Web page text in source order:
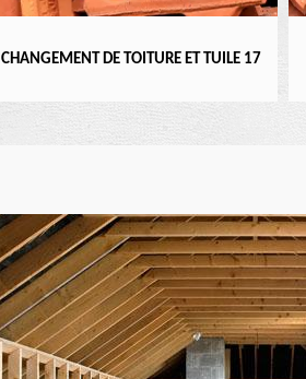
CHANGEMENT DE TOITURE ET TUILE 17